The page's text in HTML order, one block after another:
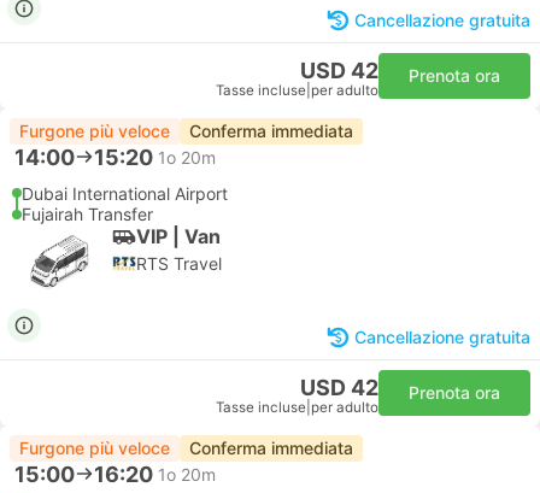
Cancellazione gratuita
USD 42
Tasse incluse per adulto
Prenota ora
Furgone più veloce Conferma immediata
14:00 15:20 1o 20m
Dubai International Airport
Fujairah Transfer
VIP | Van
RTS Travel
Cancellazione gratuita
USD 42
Tasse incluse per adulto
Prenota ora
Furgone più veloce Conferma immediata
15:00 16:20 1o 20m